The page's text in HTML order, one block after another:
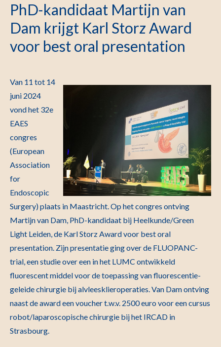
PhD-kandidaat Martijn van
Dam krijgt Karl Storz Award
voor best oral presentation
Van 11 tot 14
juni 2024
vond het 32e
EAES
congres
(European
Association
for
Endoscopic
Surgery) plaats in Maastricht. Op het congres ontving
Martijn van Dam, PhD-kandidaat bij Heelkunde/Green
Light Leiden, de Karl Storz Award voor best oral
presentation. Zijn presentatie ging over de FLUOPANC-
trial, een studie over een in het LUMC ontwikkeld
fluorescent middel voor de toepassing van fluorescentie-
geleide chirurgie bij alvleesklieroperaties. Van Dam ontving
naast de award een voucher t.w.v. 2500 euro voor een cursus
robot/laparoscopische chirurgie bij het IRCAD in
Strasbourg.